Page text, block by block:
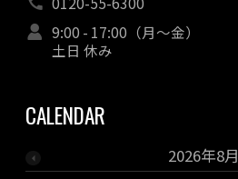
9:00 - 17:00（月～金）
土日 休み
CALENDAR
2026年8月